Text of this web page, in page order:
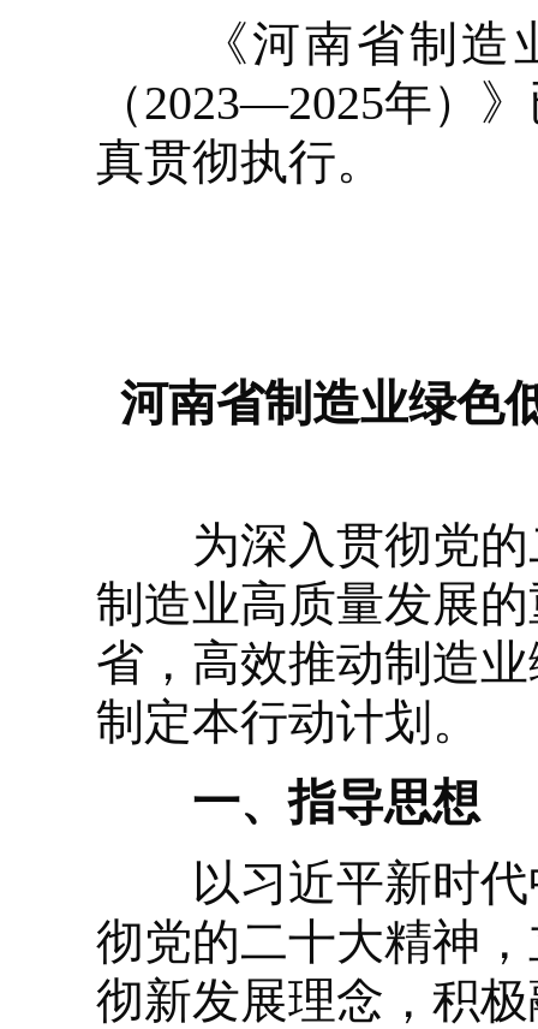
《河南省制造业
（2023—2025年）
真贯彻执行。
河南省制造业绿色
为深入贯彻党的
制造业高质量发展
省，高效推动制造
制定本行动计划。
一、指导思想
以习近平新时代
彻党的二十大精神
彻新发展理念，积